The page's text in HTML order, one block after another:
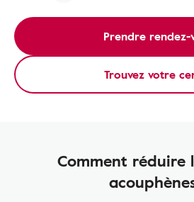
Prendre rendez-
Trouvez votre
Comment réduire